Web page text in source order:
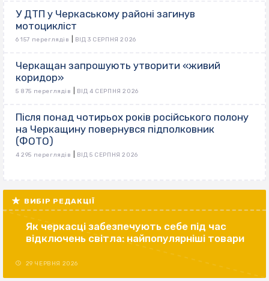
У ДТП у Черкаському районі загинув
мотоцикліст
6 157 переглядів ВІД 3 СЕРПНЯ 2026
Черкащан запрошують утворити «живий
коридор»
5 875 переглядів ВІД 4 СЕРПНЯ 2026
Після понад чотирьох років російського полону
на Черкащину повернувся підполковник
(ФОТО)
4 295 переглядів ВІД 5 СЕРПНЯ 2026
ВИБІР РЕДАКЦІЇ
Як черкасці забезпечують себе під час
відключень світла: найпопулярніші товари
29 ЧЕРВНЯ 2026